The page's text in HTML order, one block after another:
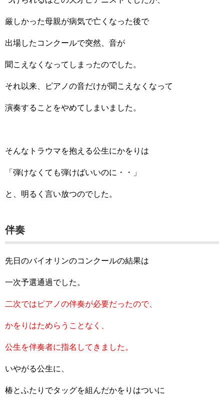
厳しかった母親が病気で亡くなった後で
出場したコンクールで突然、音が
聞こえなくなってしまったのでした。
それ以来、ピアノの音だけが聞こえなくなって
演奏することをやめてしまいました。
そんなトラウマを抱える公生にかをりは
「弾けなくても弾けばいいのに・・」
と、明るく言い放つのでした。
伴奏
先日のバイオリンのコンクールの結果は
一次予選通過でした。
二次ではピアノの伴奏が必要だったので、
かをりはためらうことなく、
公生を伴奏者に指名してきました。
いやがる公生に、
椿とふたりでタッグを組んだかをりはついに